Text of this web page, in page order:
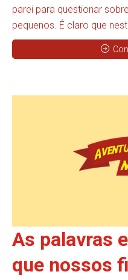
parei para questionar
pequenos. É claro que
As palavras
que nossos